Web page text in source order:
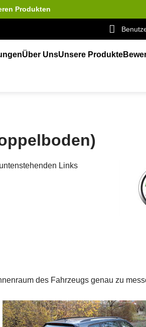
Produkten
Über UnsUnsere Produkte
Links
des Fahrzeugs genau zu